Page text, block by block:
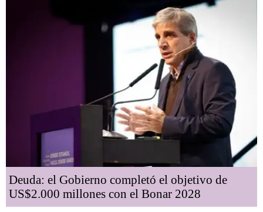
Deuda: el Gobierno completó el objetivo de
US$2.000 millones con el Bonar 2028